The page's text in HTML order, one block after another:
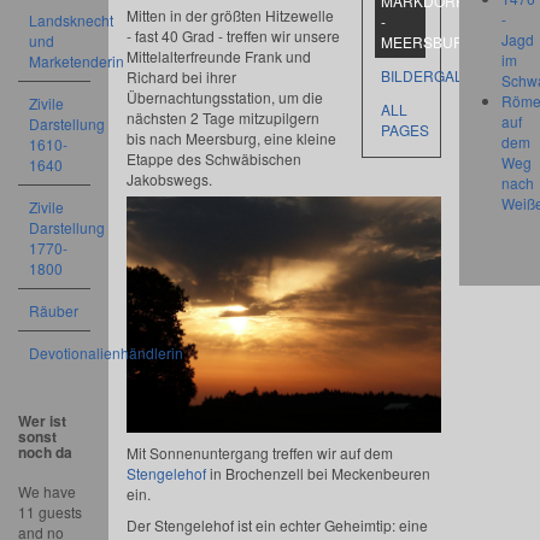
-
MEERSBURG
BILDERGALERIE
ALL
PAGES
Mitten in der größten Hitzewelle
- fast 40 Grad - treffen wir unsere
Mittelalterfreunde Frank und
Richard bei ihrer
Übernachtungsstation, um die
nächsten 2 Tage mitzupilgern
bis nach Meersburg, eine kleine
Etappe des Schwäbischen
Jakobswegs.
Mit Sonnenuntergang treffen wir auf dem
Stengelehofin Brochenzell bei Meckenbeuren
ein.
Der Stengelehof ist ein echter Geheimtip: eine
Landsknecht
und
Marketenderin
Zivile
Darstellung
1610-
1640
Zivile
Darstellung
1770-
1800
Räuber
Devotionalienhändlerin
Wer ist
sonst
noch da
We have
11 guests
and no
-
Jagd
im
auf
dem
Weg
nach